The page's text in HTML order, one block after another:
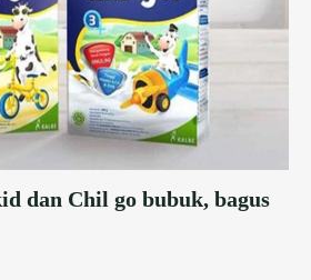
dan Chil go bubuk, bagus